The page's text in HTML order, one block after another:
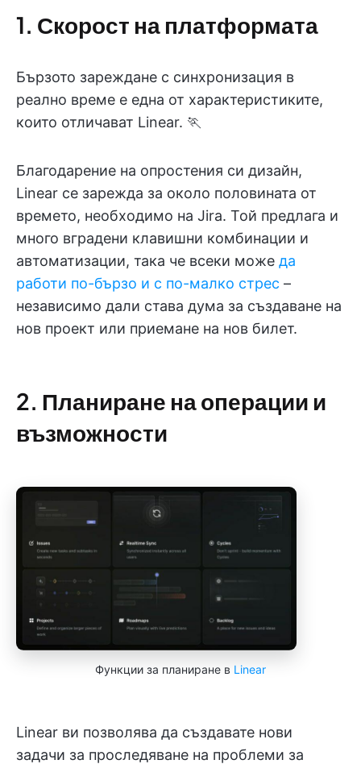
1. Скорост на платформата
Бързото зареждане с синхронизация в
реално време е една от характеристиките,
които отличават Linear. 🏃
Благодарение на опростения си дизайн,
Linear се зарежда за около половината от
времето, необходимо на Jira. Той предлага и
много вградени клавишни комбинации и
автоматизации, така че всеки може да
работи по-бързо и с по-малко стрес –
независимо дали става дума за създаване на
нов проект или приемане на нов билет.
2. Планиране на операции и
възможности
Функции за планиране в Linear
Linear ви позволява да създавате нови
задачи за проследяване на проблеми за